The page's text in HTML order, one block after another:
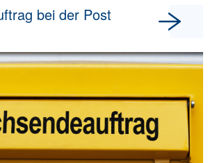
bei der Post